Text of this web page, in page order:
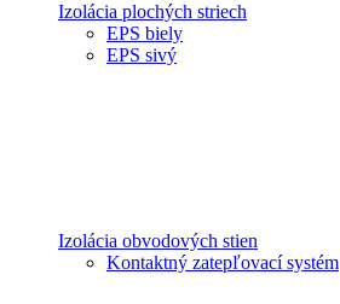
Izolácia plochých striech
EPS biely
EPS sivý
Izolácia obvodových stien
Kontaktný zatepľovací systém